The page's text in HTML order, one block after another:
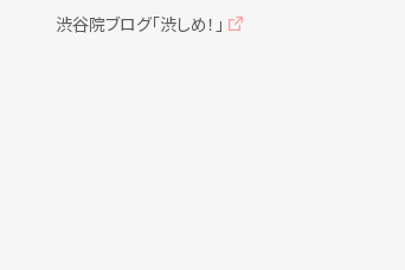
渋谷院ブログ「渋しめ！」